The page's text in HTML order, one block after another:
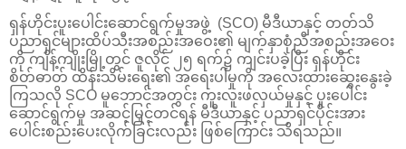
ရှန်ဟိုင်းပူးပေါင်းဆောင်ရွက်မှုအဖွဲ့ (SCO) မီဒီယာနှင့် တတ်သိ
ပညာရှင်များထိပ်သီးအစည်းအဝေး၏ မျက်နှာစုံညီအစည်းအဝေး
ကို ကျိန့်ကျိုးမြို့တွင် ဇူလိုင် ၂၅ ရက်၌ ကျင်းပခဲ့ပြီး ရှန်ဟိုင်း
စိတ်ဓာတ် ထိန်းသိမ်းရေး၏ အရေးပါမှုကို အလေးထားဆွေးနွေးခဲ့
ကြသလို SCO မူဘောင်အတွင်း ကူးလူးဖလှယ်မှုနှင့် ပူးပေါင်း
ဆောင်ရွက်မှု အဆင့်မြှင့်တင်ရန် မီဒီယာနှင့် ပညာရှင်ပိုင်းအား
ပေါင်းစည်းပေးလိုက်ခြင်းလည်း ဖြစ်ကြောင်း သိရသည်။